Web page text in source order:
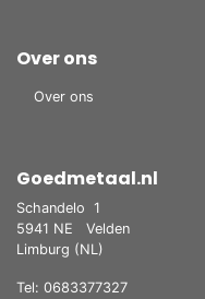
Over ons
Over ons
Goedmetaal.nl
Schandelo 1
5941 NE
Velden
Limburg (NL)
Tel: 0683377327